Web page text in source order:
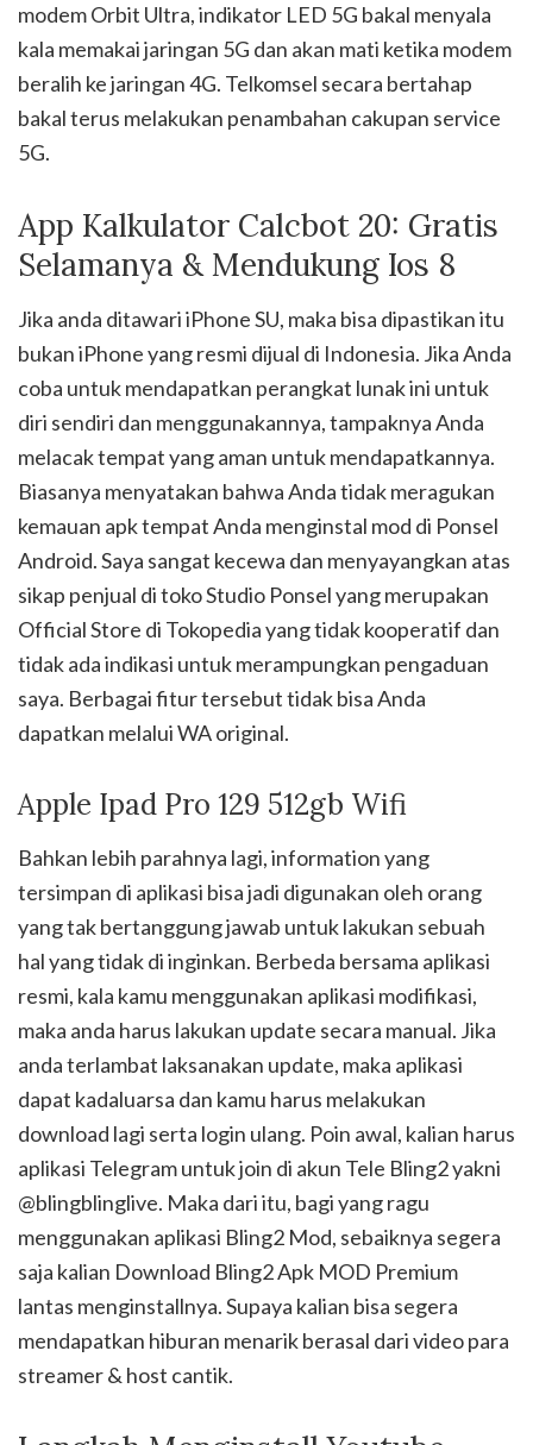
modem Orbit Ultra, indikator LED 5G bakal menyala
kala memakai jaringan 5G dan akan mati ketika modem
beralih ke jaringan 4G. Telkomsel secara bertahap
bakal terus melakukan penambahan cakupan service
5G.
App Kalkulator Calcbot 20: Gratis
Selamanya & Mendukung Ios 8
Jika anda ditawari iPhone SU, maka bisa dipastikan itu
bukan iPhone yang resmi dijual di Indonesia. Jika Anda
coba untuk mendapatkan perangkat lunak ini untuk
diri sendiri dan menggunakannya, tampaknya Anda
melacak tempat yang aman untuk mendapatkannya.
Biasanya menyatakan bahwa Anda tidak meragukan
kemauan apk tempat Anda menginstal mod di Ponsel
Android. Saya sangat kecewa dan menyayangkan atas
sikap penjual di toko Studio Ponsel yang merupakan
Official Store di Tokopedia yang tidak kooperatif dan
tidak ada indikasi untuk merampungkan pengaduan
saya. Berbagai fitur tersebut tidak bisa Anda
dapatkan melalui WA original.
Apple Ipad Pro 129 512gb Wifi
Bahkan lebih parahnya lagi, information yang
tersimpan di aplikasi bisa jadi digunakan oleh orang
yang tak bertanggung jawab untuk lakukan sebuah
hal yang tidak di inginkan. Berbeda bersama aplikasi
resmi, kala kamu menggunakan aplikasi modifikasi,
maka anda harus lakukan update secara manual. Jika
anda terlambat laksanakan update, maka aplikasi
dapat kadaluarsa dan kamu harus melakukan
download lagi serta login ulang. Poin awal, kalian harus
aplikasi Telegram untuk join di akun Tele Bling2 yakni
@blingblinglive. Maka dari itu, bagi yang ragu
menggunakan aplikasi Bling2 Mod, sebaiknya segera
saja kalian Download Bling2 Apk MOD Premium
lantas menginstallnya. Supaya kalian bisa segera
mendapatkan hiburan menarik berasal dari video para
streamer & host cantik.